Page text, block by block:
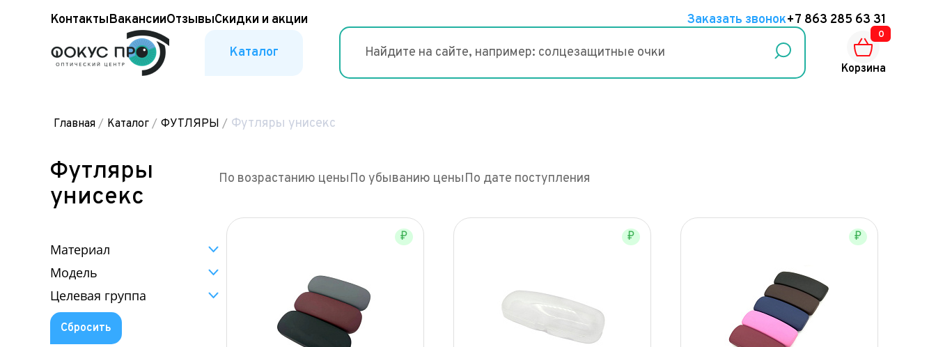
КонтактыВакансииОтзывыСкидки и акции Заказать звонок+7 863 285 63 31
Каталог
0
Корзина
Главная / Каталог / ФУТЛЯРЫ / Футляры унисекс
Футляры
унисекс
Материал
Модель
Целевая группа
По возрастанию ценыПо убыванию ценыПо дате поступления
₽ ₽ ₽